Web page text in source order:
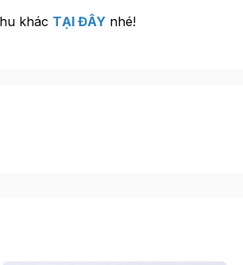
khác TẠI ĐÂYnhé!